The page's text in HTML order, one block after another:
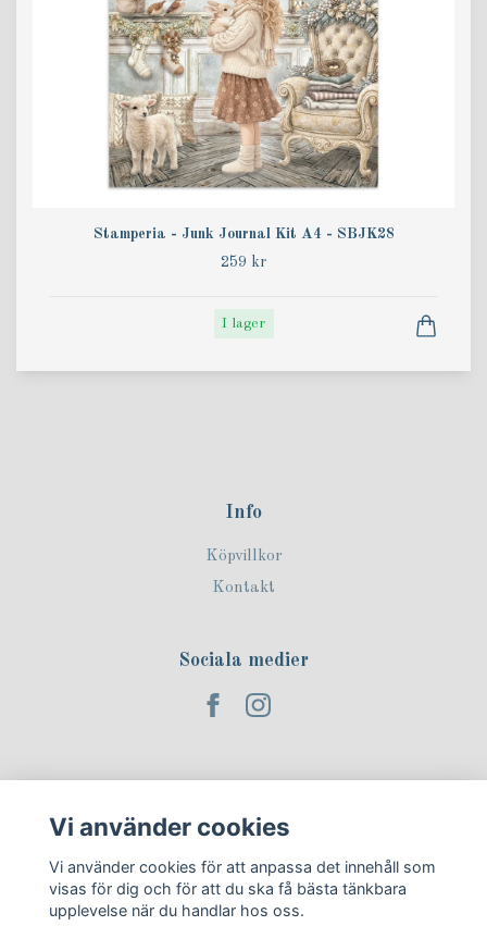
Stamperia - Junk Journal Kit A4 - SBJK28
259 kr
I lager
Info
Köpvillkor
Kontakt
Sociala medier
Vi använder cookies
Vi använder cookies för att anpassa det innehåll som
visas för dig och för att du ska få bästa tänkbara
upplevelse när du handlar hos oss.